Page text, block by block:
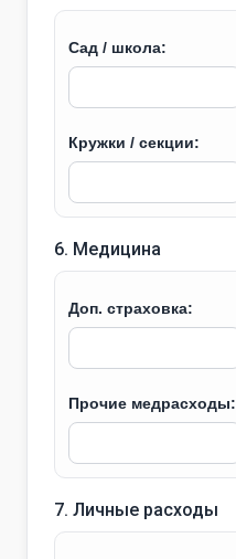
Сад / школа:
Кружки / секции:
6. Медицина
Доп. страховка:
Прочие медрасходы:
7. Личные расходы